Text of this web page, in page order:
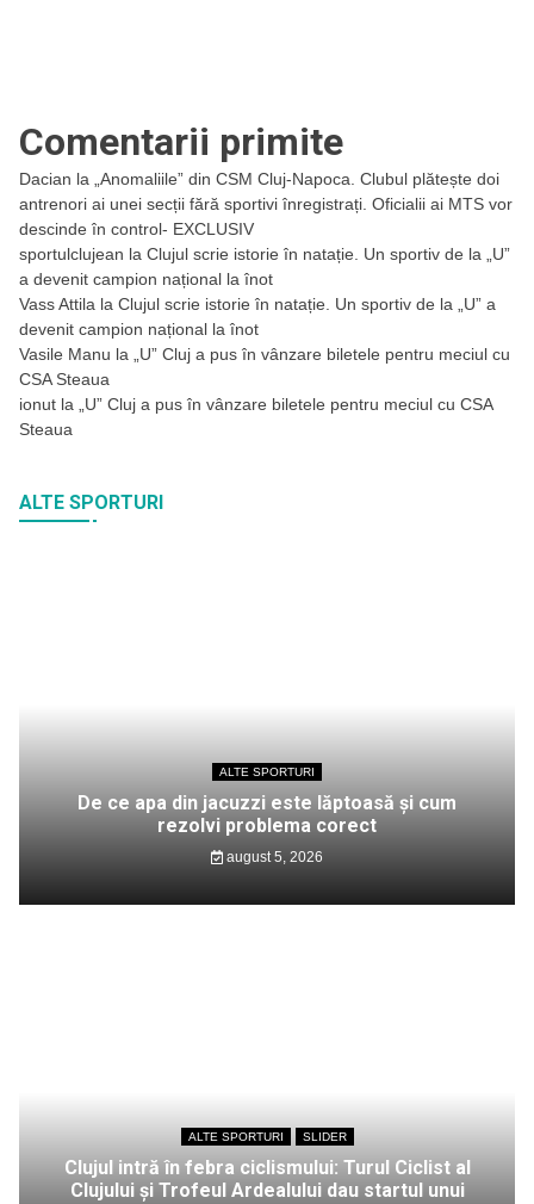
Comentarii primite
Dacian la
„Anomaliile” din CSM Cluj-Napoca. Clubul plătește doi
antrenori ai unei secții fără sportivi înregistrați. Oficialii ai MTS vor
descinde în control- EXCLUSIV
sportulclujean la Clujul scrie istorie în natație. Un sportiv de la „U”
a devenit campion național la înot
Vass Attila la Clujul scrie istorie în natație. Un sportiv de la „U” a
devenit campion național la înot
Vasile Manu la
„U” Cluj a pus în vânzare biletele pentru meciul cu
CSA Steaua
ionut la
„U” Cluj a pus în vânzare biletele pentru meciul cu CSA
Steaua
ALTE SPORTURI
ALTE SPORTURI
De ce apa din jacuzzi este lăptoasă și cum
rezolvi problema corect
august 5, 2026
ALTE SPORTURI SLIDER
Clujul intră în febra ciclismului: Turul Ciclist al
Clujului și Trofeul Ardealului dau startul unui